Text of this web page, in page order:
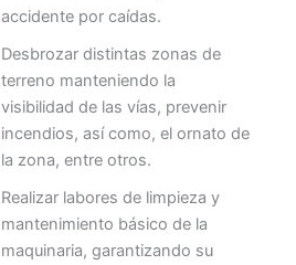
accidente por caídas.
Desbrozar distintas zonas de
terreno manteniendo la
visibilidad de las vías, prevenir
incendios, así como, el ornato de
la zona, entre otros.
Realizar labores de limpieza y
mantenimiento básico de la
maquinaria, garantizando su